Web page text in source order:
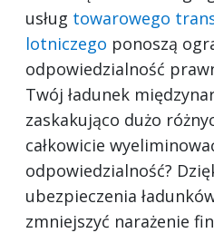
usług towarowego
lotniczego ponoszą
odpowiedzialność
Twój ładunek
zaskakująco dużo
całkowicie
odpowiedzialność?
ubezpieczenia
zmniejszyć narażenie